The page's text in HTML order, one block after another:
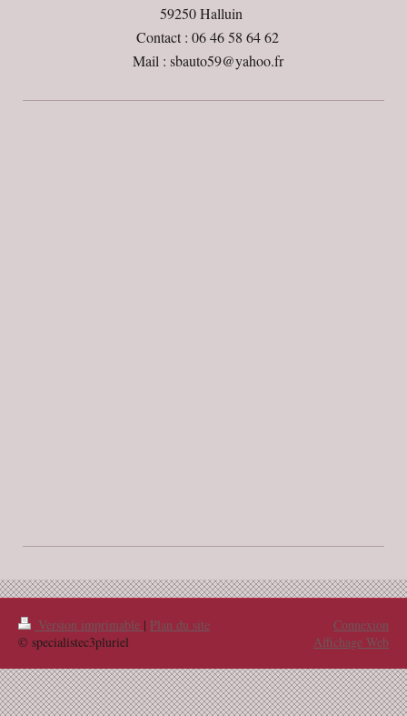
59250 Halluin
Contact : 06 46 58 64 62
Mail : sbauto59@yahoo.fr
Version imprimable | Plan du site
© specialistec3pluriel
Connexion
Affichage Web